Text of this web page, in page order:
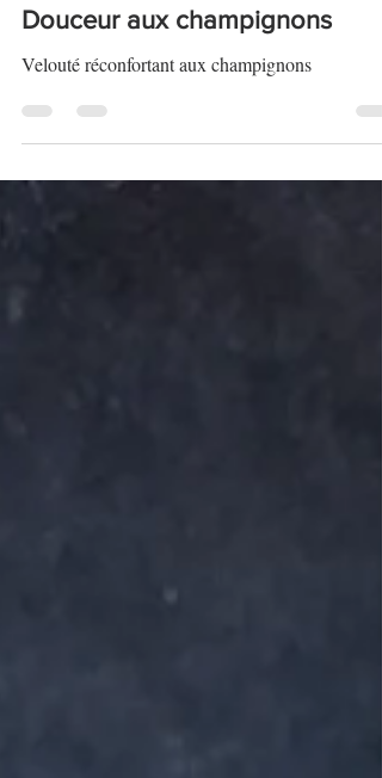
Douceur aux champignons
Velouté réconfortant aux champignons